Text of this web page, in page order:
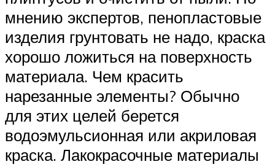
мнению экспертов, пенопластовые
изделия грунтовать не надо, краска
хорошо ложиться на поверхность
материала. Чем красить
нарезанные элементы? Обычно
для этих целей берется
водоэмульсионная или акриловая
краска. Лакокрасочные материалы